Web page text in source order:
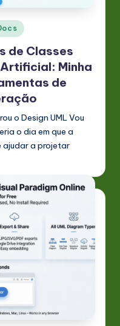
de Classes
Minha
de
o Design UML Vou
o dia em que a
a projetar